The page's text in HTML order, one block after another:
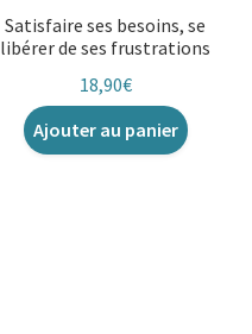
Satisfaire ses besoins, se
libérer de ses frustrations
18,90€
Ajouter au panier